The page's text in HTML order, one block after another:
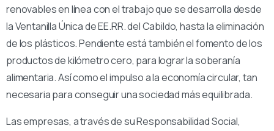
renovables en línea con el trabajo que se desarrolla desde
la Ventanilla Única de EE.RR. del Cabildo, hasta la eliminación
de los plásticos. Pendiente está también el fomento de los
productos de kilómetro cero, para lograr la soberanía
alimentaria. Así como el impulso a la economía circular, tan
necesaria para conseguir una sociedad más equilibrada.
Las empresas, a través de su Responsabilidad Social,